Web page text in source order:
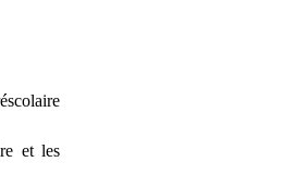
et les